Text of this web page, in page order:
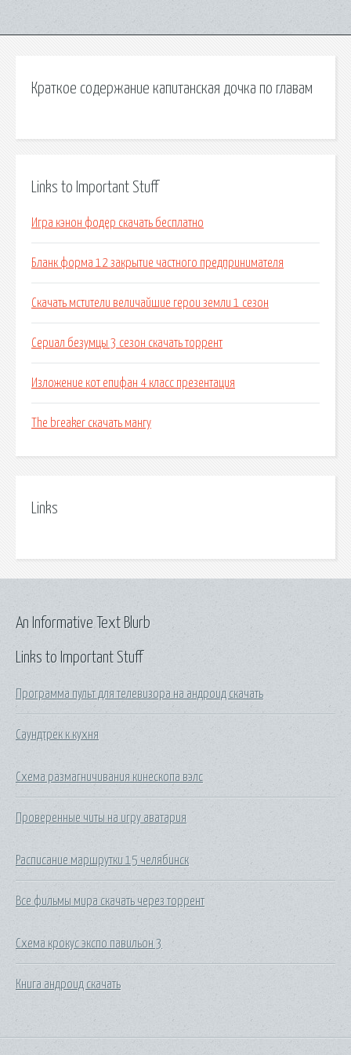
Краткое содержание капитанская дочка по главам
Links to Important Stuff
Игра кэнон фодер скачать бесплатно
Бланк форма 12 закрытие частного предпринимателя
Скачать мстители величайшие герои земли 1 сезон
Сериал безумцы 3 сезон скачать торрент
Изложение кот епифан 4 класс презентация
The breaker скачать мангу
Links
Links to Important Stuff
Программа пульт для телевизора на андроид скачать
Саундтрек к кухня
Схема размагничивания кинескопа вэлс
Проверенные читы на игру аватария
Расписание маршрутки 15 челябинск
Все фильмы мира скачать через торрент
Схема крокус экспо павильон 3
Книга андроид скачать
An Informative Text Blurb